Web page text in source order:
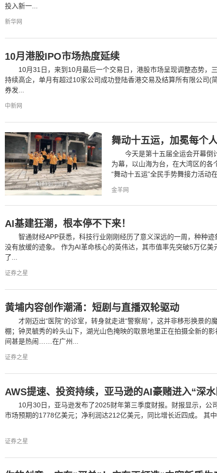
投入新一...
新华网
10月港股IPO市场热度延续
10月31日，来到10月最后一个交易日，港股市场呈现调整态势，
持续高企，单月有超过10家公司成功登陆香港交易及结算所有限公司(
券发...
中新网
舞动十五运，加冕每个
今天是第十五届全运会开幕倒
为幕，以山海为台，在大湾区的
“舞动十五运”全民手势舞接力活动
金羊网
AI基建狂潮，根本停不下来！
智通财经APP获悉，科技行业刚刚经历了意义深远的一周，种种
没有放缓的迹象。 作为AI革命核心的英伟达，其市值率先突破5万亿
了...
证券之星
黄埔内容创作潮涌：短剧与直播双轮驱动
才刚迈出“医院”的诊室，转身就走进“警察局”，这并非移形换景
棚；钟灵毓秀的岭头山下，湖光山色掩映的取景地里正在拍摄全新的
间甚是热闹……在广州...
证券之星
AWS提速、投资持续，亚马逊的AI豪赌进入“深
10月30日，亚马逊发布了2025财年第三季度财报。财报显示，
市场预期的1778亿美元；净利润达212亿美元，同比增长近四成。 其
证券之星